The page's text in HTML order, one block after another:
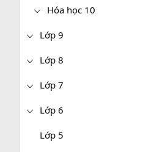
Hóa học 10
Lớp 9
Lớp 8
Lớp 7
Lớp 6
Lớp 5